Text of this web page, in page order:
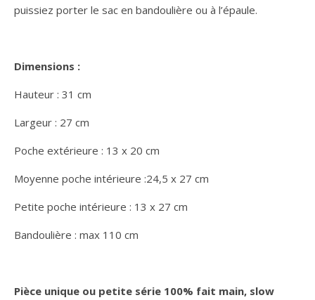
puissiez porter le sac en bandoulière ou à l’épaule.
Dimensions :
Hauteur : 31 cm
Largeur : 27 cm
Poche extérieure : 13 x 20 cm
Moyenne poche intérieure :24,5 x 27 cm
Petite poche intérieure : 13 x 27 cm
Bandoulière : max 110 cm
Pièce unique ou petite série 100% fait main, slow